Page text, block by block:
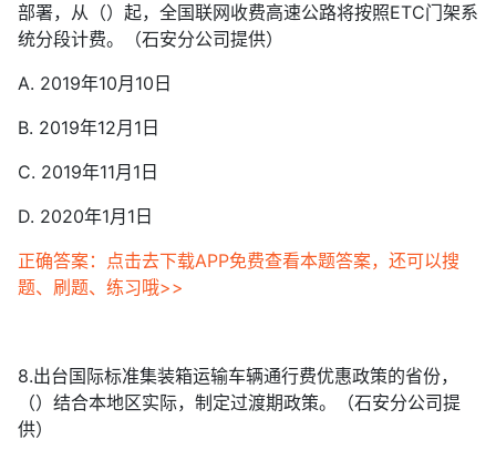
部署，从（）起，全国联网收费高速公路将按照ETC门架系
统分段计费。（石安分公司提供）
A. 2019年10月10日
B. 2019年12月1日
C. 2019年11月1日
D. 2020年1月1日
正确答案：点击去下载APP免费查看本题答案，还可以搜
题、刷题、练习哦>>
8.出台国际标准集装箱运输车辆通行费优惠政策的省份，
（）结合本地区实际，制定过渡期政策。（石安分公司提
供）